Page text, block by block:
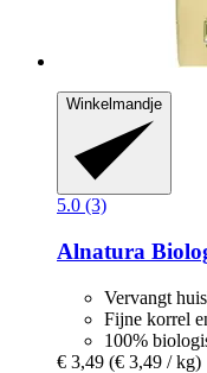
Winkelmandje
5.0 (3)
Alnatura
Vervangt
Fijne korrel
100%
€ 3,49 (€ 3,49 / kg)